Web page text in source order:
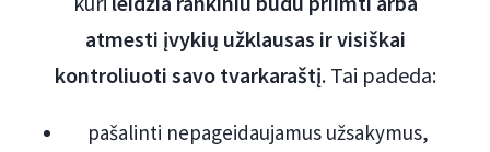
atmesti įvykių užklausas ir visiškai
kontroliuoti savo tvarkaraštį. Tai padeda:
pašalinti nepageidaujamus užsakymus,